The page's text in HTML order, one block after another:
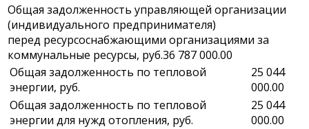
Общая задолженность управляющей организации
(индивидуального предпринимателя)
перед ресурсоснабжающими организациями за
коммунальные ресурсы, руб.36 787 000.00
Общая задолженность по тепловой
энергии, руб.
25 044
000.00
Общая задолженность по тепловой
энергии для нужд отопления, руб.
25 044
000.00